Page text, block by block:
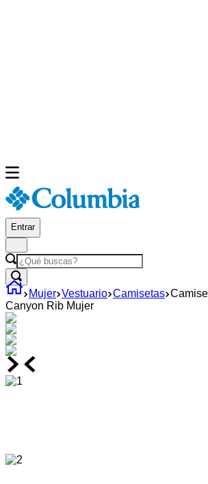
Entrar
¿Qué buscas?
Mujer Vestuario Camisetas
Canyon Rib Mujer